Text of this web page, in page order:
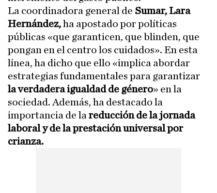
La coordinadora general de Sumar, Lara
Hernández,ha apostado por políticas
públicas «que garanticen, que blinden, que
pongan en el centro los cuidados». En esta
línea, ha dicho que ello «implica abordar
estrategias fundamentales para garantizar
la verdadera igualdad de género» en la
sociedad. Además, ha destacado la
importancia de la reducción de la jornada
laboral y de la prestación universal por
crianza.